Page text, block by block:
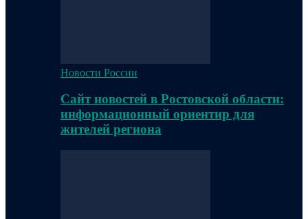
Новости России
Сайт новостей в Ростовской области:
информационный ориентир для
жителей региона